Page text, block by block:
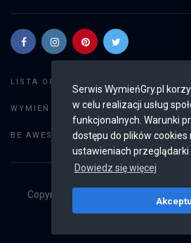
Serwis WymieńGry.pl
w celu realizacji usług
funkcjonalnych. Warunki
dostępu do plików cookies
ustawieniach przeglądarki
Dowiedz się więcej
LISTA OGŁOSZEŃ:
WYMIEŃ GRY: Dodaj ogłoszenie
BE AWESOME: Weryfikacja konta
Copyright © 2019 - 2026